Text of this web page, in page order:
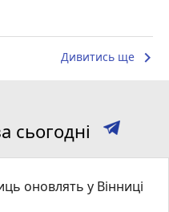
Дивитись ще keyboard_arrow_right
сьогодні
оновлять у Вінниці